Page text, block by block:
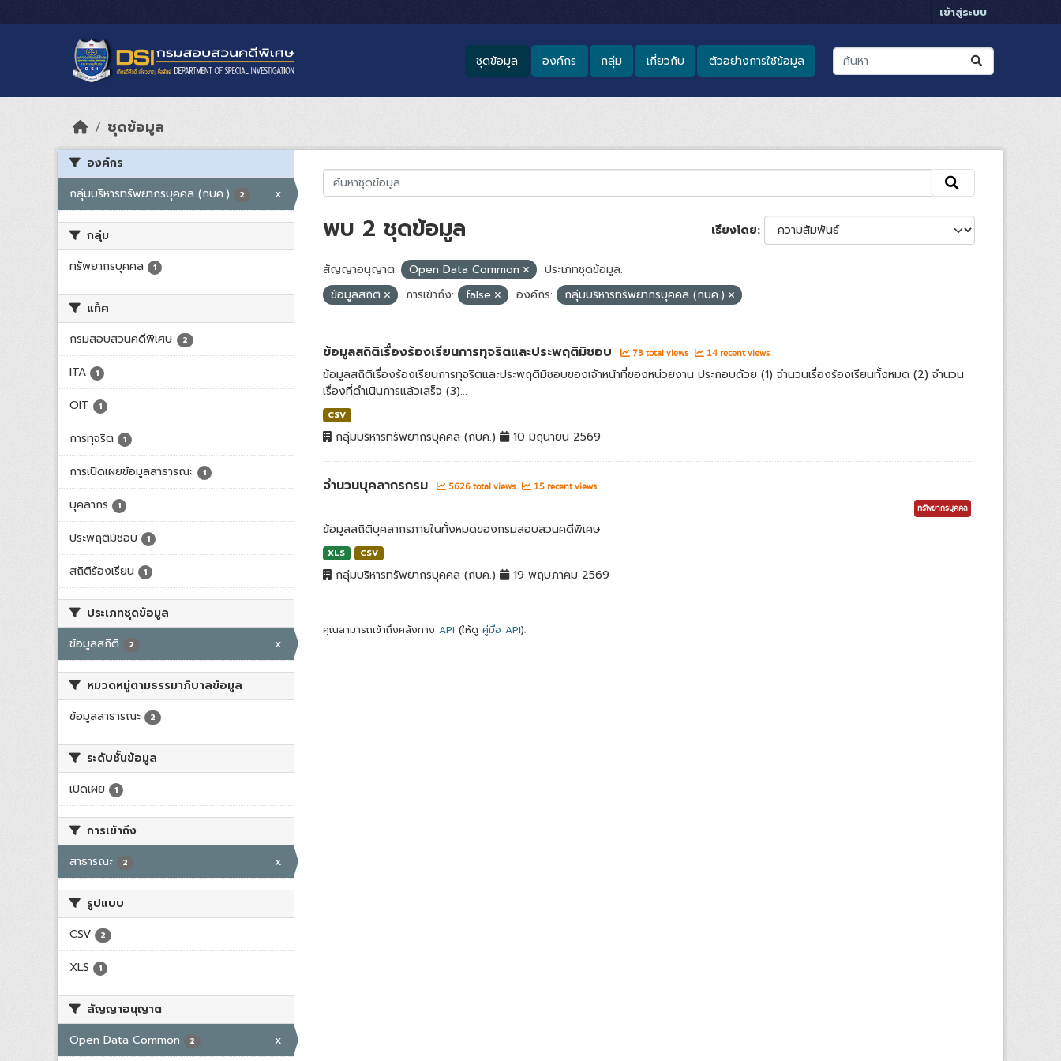
เข้าสู่ระบบ
ชุดข้อมูล องค์กร กลุ่ม เกี่ยวกับ ตัวอย่างการใช้ข้อมูล
ชุดข้อมูล
องค์กร
กลุ่มบริหารทรัพยากรบุคคล (กบค.)
2 x
กลุ่ม
ทรัพยากรบุคคล
1
แท็ค
กรมสอบสวนคดีพิเศษ
2
ITA 1
OIT 1
การทุจริต 1
การเปิดเผยข้อมูลสาธารณะ 1
บุคลากร 1
ประพฤติมิชอบ 1
สถิติร้องเรียน 1
ประเภทชุดข้อมูล
ข้อมูลสถิติ
2 x
หมวดหมู่ตามธรรมาภิบาลข้อมูล
ข้อมูลสาธารณะ
2
ระดับชั้นข้อมูล
เปิดเผย
1
การเข้าถึง
สาธารณะ
2 x
รูปแบบ
CSV
2
XLS 1
สัญญาอนุญาต
Open Data Common
2 x
เรียงโดย
พบ 2 ชุดข้อมูล
สัญญาอนุญาต: Open Data Common
ประเภทชุดข้อมูล:
ข้อมูลสถิติ
การเข้าถึง: false องค์กร: กลุ่มบริหารทรัพยากรบุคคล (กบค.)
ข้อมูลสถิติเรื่องร้องเรียนการทุจริตและประพฤติมิชอบ 73 total views 14 recent views
ข้อมูลสถิติเรื่องร้องเรียนการทุจริตและประพฤติมิชอบของเจ้าหน้าที่ของหน่วยงาน ประกอบด้วย (1) จำนวนเรื่องร้องเรียนทั้งหมด (2) จำนวน
เรื่องที่ดำเนินการแล้วเสร็จ (3)...
CSV
กลุ่มบริหารทรัพยากรบุคคล (กบค.) 10 มิถุนายน 2569
จำนวนบุคลากรกรม 5626 total views 15 recent views
ทรัพยากรบุคคล
ข้อมูลสถิติบุคลากรภายในทั้งหมดของกรมสอบสวนคดีพิเศษ
XLS CSV
กลุ่มบริหารทรัพยากรบุคคล (กบค.) 19 พฤษภาคม 2569
คุณสามารถเข้าถึงคลังทาง API (ให้ดู คู่มือ API).